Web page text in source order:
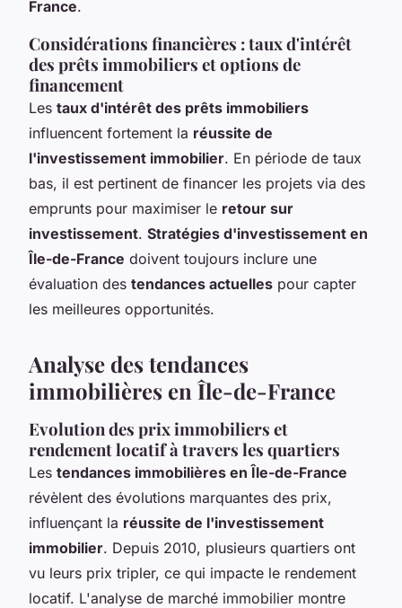
France.
Considérations financières : taux d'intérêt
des prêts immobiliers et options de
financement
Les taux d'intérêt des prêts immobiliers
influencent fortement la réussite de
l'investissement immobilier. En période de taux
bas, il est pertinent de financer les projets via des
emprunts pour maximiser le retour sur
investissement. Stratégies d'investissement en
Île-de-France doivent toujours inclure une
évaluation des tendances actuelles pour capter
les meilleures opportunités.
Analyse des tendances
immobilières en Île-de-France
Evolution des prix immobiliers et
rendement locatif à travers les quartiers
Les tendances immobilières en Île-de-France
révèlent des évolutions marquantes des prix,
influençant la réussite de l'investissement
immobilier. Depuis 2010, plusieurs quartiers ont
vu leurs prix tripler, ce qui impacte le rendement
locatif. L'analyse de marché immobilier montre